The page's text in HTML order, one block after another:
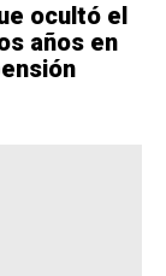
ocultó el
años en